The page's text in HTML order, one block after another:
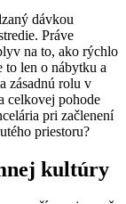
dávkou
Práve
na to, ako rýchlo
to len o nábytku a
zásadnú rolu v
celkovej pohode
pri začlenení
priestoru?
kultúry